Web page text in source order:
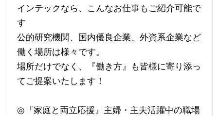
インテックなら、こんなお仕事もご紹介可能で
す
公的研究機関、国内優良企業、外資系企業など
働く場所は様々です。
場所だけでなく、『働き方』も皆様に寄り添っ
てご提案いたします！
◎『家庭と両立応援』主婦・主夫活躍中の職場